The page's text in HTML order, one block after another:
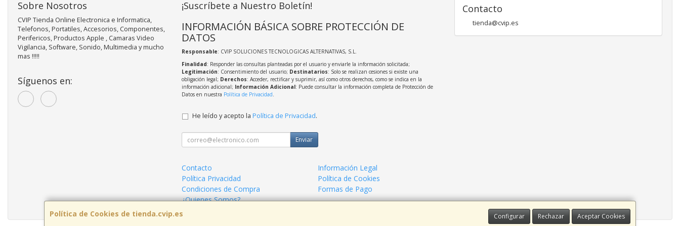
Política de Cookies de tienda.cvip.es Configurar Rechazar Aceptar Cookies
Sobre Nosotros
CVIP Tienda Online Electronica e Informatica,
Telefonos, Portatiles, Accesorios, Componentes,
Perifericos, Productos Apple , Camaras Video
Vigilancia, Software, Sonido, Multimedia y mucho
mas !!!!!
Síguenos en:
¡Suscríbete a Nuestro Boletín!
INFORMACIÓN BÁSICA SOBRE PROTECCIÓN DE
DATOS
Responsable: CVIP SOLUCIONES TECNOLOGICAS ALTERNATIVAS, S.L.
Finalidad: Responder las consultas planteadas por el usuario y enviarle la información solicitada;
Legitimación: Consentimiento del usuario; Destinatarios: Solo se realizan cesiones si existe una
obligación legal; Derechos: Acceder, rectificar y suprimir, así como otros derechos, como se indica en la
información adicional; Información Adicional: Puede consultar la información completa de Protección de
Datos en nuestra Política de Privacidad.
He leído y acepto la Política de Privacidad.
Enviar
Contacto
Información Legal
Política Privacidad
Política de Cookies
Condiciones de Compra
Formas de Pago
¿Quienes Somos?
Contacto
tienda@cvip.es